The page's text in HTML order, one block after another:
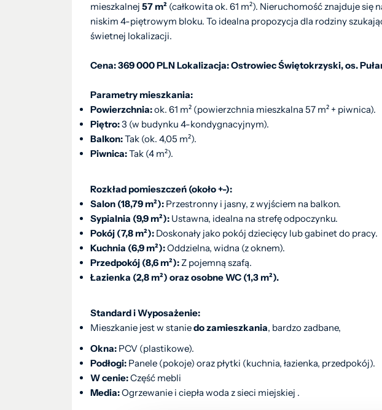
mieszkalnej 57 m² (całkowita ok. 61 m²). Nieruchomość znajduje się
niskim 4-piętrowym bloku. To idealna propozycja dla rodziny
świetnej lokalizacji.
Cena: 369 000 PLN Lokalizacja: Ostrowiec Świętokrzyski, os.
Parametry mieszkania:
Powierzchnia:ok. 61 m² (powierzchnia mieszkalna 57 m² + piwnica).
Piętro:3 (w budynku 4-kondygnacyjnym).
Balkon:Tak (ok. 4,05 m²).
Piwnica:Tak (4 m²).
Rozkład pomieszczeń (około +-):
Salon (18,79 m²): Przestronny i jasny, z wyjściem na balkon.
Sypialnia (9,9 m²): Ustawna, idealna na strefę odpoczynku.
Pokój (7,8 m²): Doskonały jako pokój dziecięcy lub gabinet do pracy.
Kuchnia (6,9 m²):Oddzielna, widna (z oknem).
Przedpokój (8,6 m²): Z pojemną szafą.
Łazienka (2,8 m²) oraz osobne WC (1,3 m²).
Standard i Wyposażenie:
Mieszkanie jest w staniedo zamieszkania, bardzo zadbane,
Okna: PCV (plastikowe).
Podłogi: Panele (pokoje) oraz płytki (kuchnia, łazienka, przedpokój).
W cenie:Część mebli
Media:Ogrzewanie i ciepła woda z sieci miejskiej .